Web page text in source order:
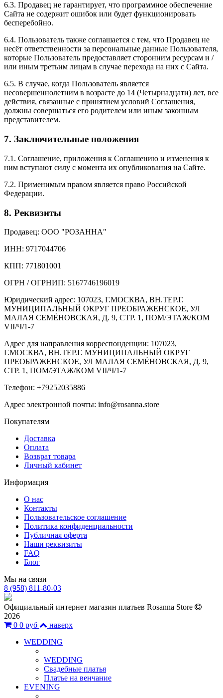
6.3. Продавец не гарантирует, что программное обеспечение
Сайта не содержит ошибок или будет функционировать
бесперебойно.
6.4. Пользователь также соглашается с тем, что Продавец не
несёт ответственности за персональные данные Пользователя,
которые Пользователь предоставляет сторонним ресурсам и /
или иным третьим лицам в случае перехода на них с Сайта.
6.5. В случае, когда Пользователь является
несовершеннолетним в возрасте до 14 (Четырнадцати) лет, все
действия, связанные с принятием условий Соглашения,
должны совершаться его родителем или иным законным
представителем.
7. Заключительные положения
7.1. Соглашение, приложения к Соглашению и изменения к
ним вступают силу с момента их опубликования на Сайте.
7.2. Применимым правом является право Российской
Федерации.
8. Реквизиты
Продавец: ООО "РОЗАННА"
ИНН: 9717044706
КПП: 771801001
ОГРН / ОГРНИП: 5167746196019
Юридический адрес: 107023, Г.МОСКВА, ВН.ТЕР.Г.
МУНИЦИПАЛЬНЫЙ ОКРУГ ПРЕОБРАЖЕНСКОЕ, УЛ
МАЛАЯ СЕМЁНОВСКАЯ, Д. 9, СТР. 1, ПОМ/ЭТАЖ/КОМ
VII/Ч/1-7
Адрес для направления корреспонденции: 107023,
Г.МОСКВА, ВН.ТЕР.Г. МУНИЦИПАЛЬНЫЙ ОКРУГ
ПРЕОБРАЖЕНСКОЕ, УЛ МАЛАЯ СЕМЁНОВСКАЯ, Д. 9,
СТР. 1, ПОМ/ЭТАЖ/КОМ VII/Ч/1-7
Телефон: +79252035886
Адрес электронной почты: info@rosanna.store
Покупателям
Доставка
Оплата
Возврат товара
Личный кабинет
Информация
О нас
Контакты
Пользовательское соглашение
Политика конфиденциальности
Публичная оферта
Наши реквизиты
FAQ
Блог
Мы на связи
8 (958) 811-80-03
Официальный интернет магазин платьев Rosanna Store
2026
0 0 руб
наверх
WEDDING
WEDDING
Свадебные платья
Платье на венчание
EVENING